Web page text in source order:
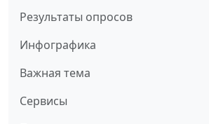
Результаты опросов
Инфографика
Важная тема
Сервисы